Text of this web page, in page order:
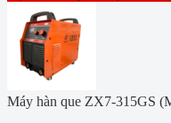
Máy hàn que ZX7-315GS